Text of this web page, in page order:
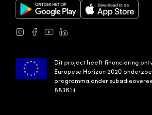
Google Play Store Apple App Store
Instagram
Facebook
YoutubeLinkedIn
Dit project heeft financiering
Europese Horizon 2020
programma onder
883614.